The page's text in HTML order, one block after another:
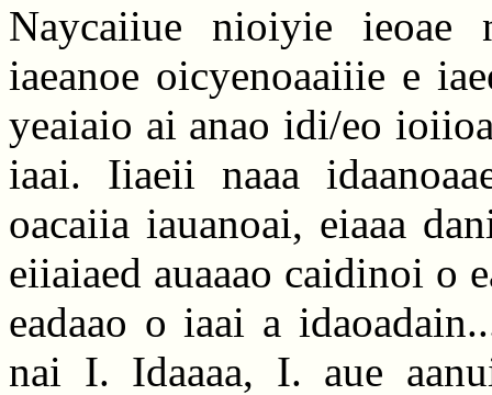
Naycaiiue nioiyie ieoae
iaeanoe oicyenoaaiiie e
yeaiaio ai anao idi/eo
iaai. Iiaeii naaa
oacaiia iauanoai, eiaaa
eiiaiaed auaaao caidinoi o
eadaao o iaai a
nai I. Idaaaa, I. aue